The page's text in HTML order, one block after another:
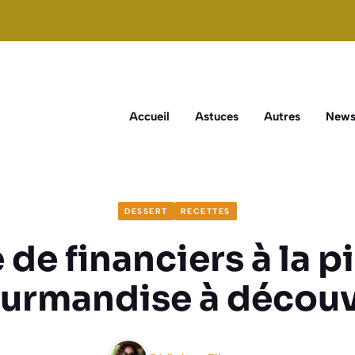
Accueil Astuces Autres News
DESSERT RECETTES
de financiers à la
à